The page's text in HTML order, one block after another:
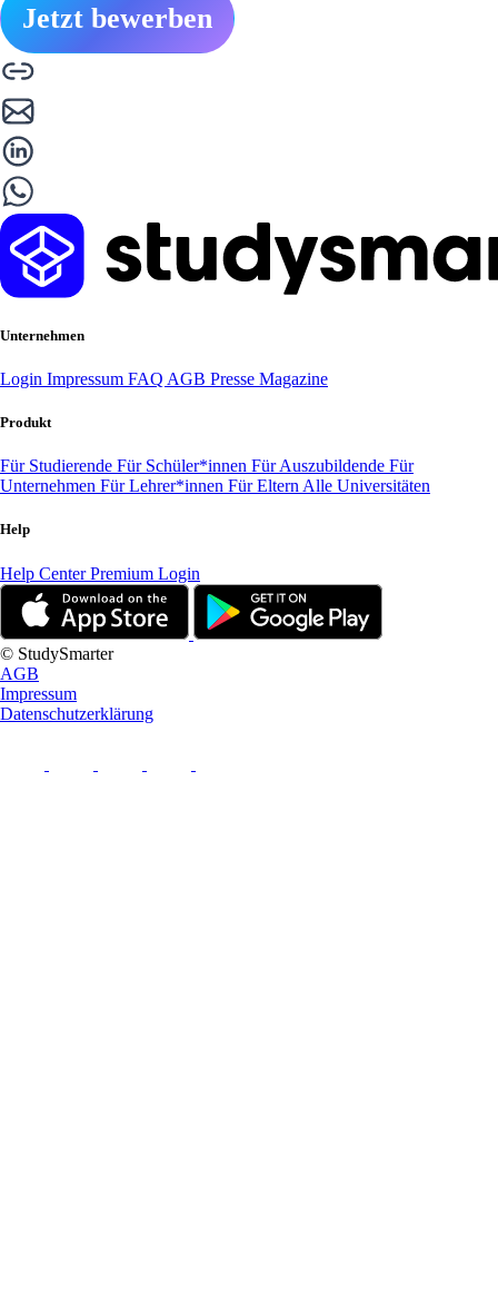
Jetzt bewerben
Unternehmen
Login Impressum FAQ AGB Presse Magazine
Produkt
Für Studierende Für Schüler*innen Für Auszubildende Für
Unternehmen Für Lehrer*innen Für Eltern Alle Universitäten
Help
Help CenterPremium Login
© StudySmarter
AGB
Impressum
Datenschutzerklärung